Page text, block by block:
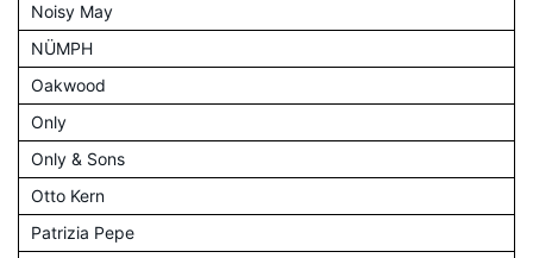
Noisy May
NÜMPH
Oakwood
Only
Only & Sons
Otto Kern
Patrizia Pepe